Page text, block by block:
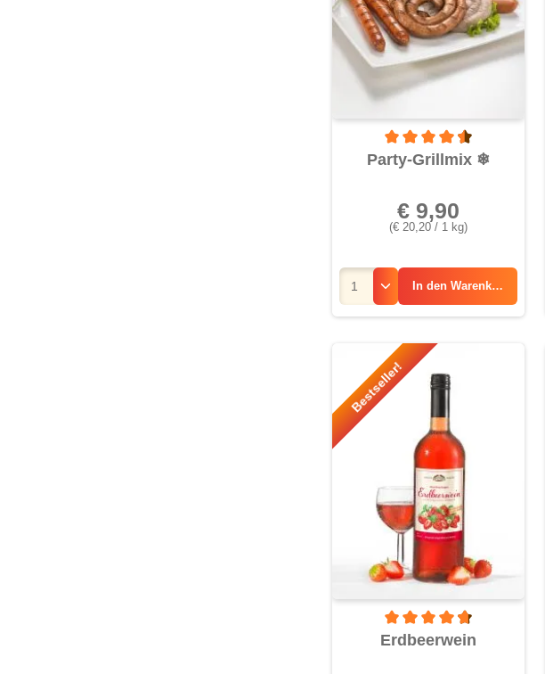
Durchschnittliche
Party-Grillmix ❄
(€ 20,20 / 1 kg)
€ 9,90
In den Warenkorb
Bestseller!
Durchschnittliche
Erdbeerwein